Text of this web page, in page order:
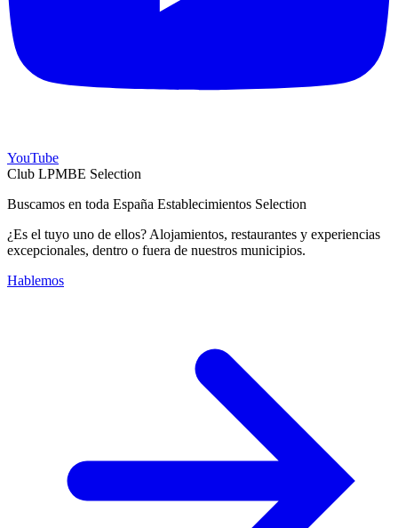
YouTube
Club LPMBE Selection
Buscamos en toda España Establecimientos Selection
¿Es el tuyo uno de ellos? Alojamientos, restaurantes y experiencias
excepcionales, dentro o fuera de nuestros municipios.
Hablemos